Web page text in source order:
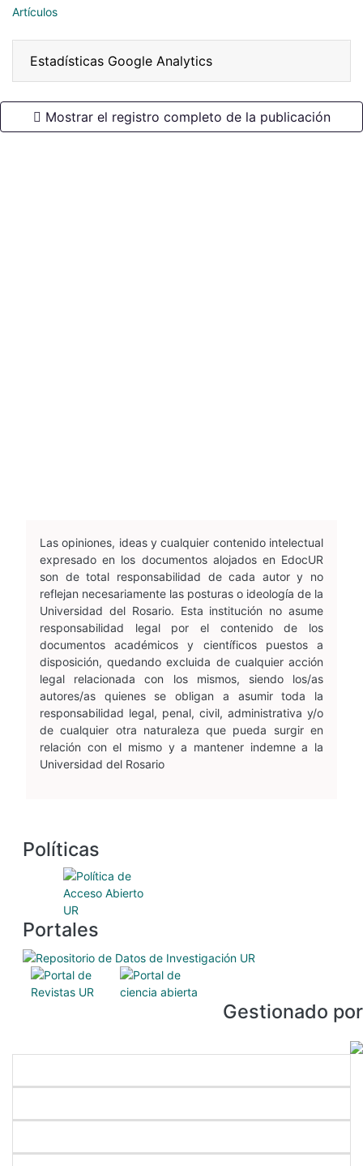
Artículos
Estadísticas Google Analytics
Mostrar el registro completo de la publicación
Las opiniones, ideas y cualquier contenido intelectual
expresado en los documentos alojados en EdocUR
son de total responsabilidad de cada autor y no
reflejan necesariamente las posturas o ideología de la
Universidad del Rosario. Esta institución no asume
responsabilidad legal por el contenido de los
documentos académicos y científicos puestos a
disposición, quedando excluida de cualquier acción
legal relacionada con los mismos, siendo los/as
autores/as quienes se obligan a asumir toda la
responsabilidad legal, penal, civil, administrativa y/o
de cualquier otra naturaleza que pueda surgir en
relación con el mismo y a mantener indemne a la
Universidad del Rosario
Políticas
Portales
Gestionado por